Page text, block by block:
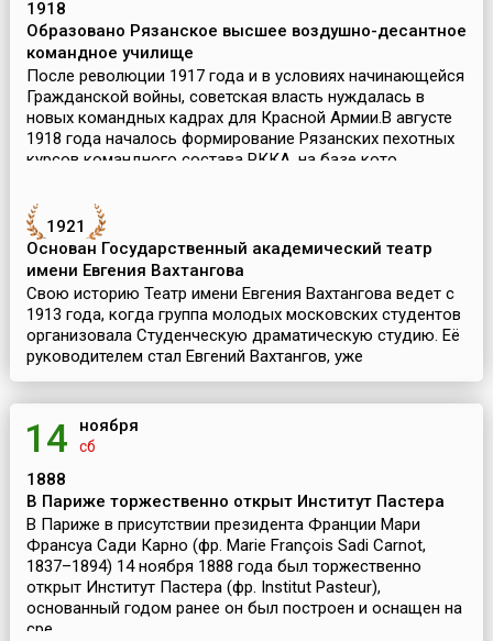
1918
Образовано Рязанское высшее воздушно-десантное
командное училище
После революции 1917 года и в условиях начинающейся
Гражданской войны, советская власть нуждалась в
новых командных кадрах для Красной Армии.В августе
1918 года началось формирование Рязанских пехотных
курсов командного состава РККА, на базе кото...
1921
Основан Государственный академический театр
имени Евгения Вахтангова
Свою историю Театр имени Евгения Вахтангова ведет с
1913 года, когда группа молодых московских студентов
организовала Студенческую драматическую студию. Её
руководителем стал Евгений Вахтангов, уже
составивший себе репутацию лучшего педагога по
14 ноября
сб
1888
В Париже торжественно открыт Институт Пастера
В Париже в присутствии президента Франции Мари
Франсуа Сади Карно (фр. Marie François Sadi Carnot,
1837–1894) 14 ноября 1888 года был торжественно
открыт Институт Пастера (фр. Institut Pasteur),
основанный годом ранее он был построен и оснащен на
сре...